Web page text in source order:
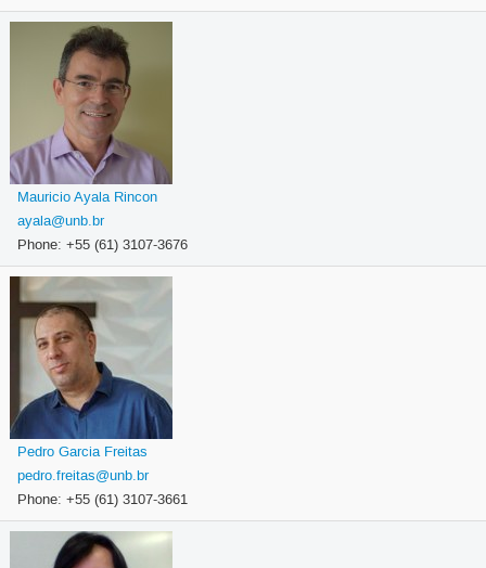
Mauricio Ayala Rincon
ayala@unb.br
Phone: +55 (61) 3107-3676
Pedro Garcia Freitas
pedro.freitas@unb.br
Phone: +55 (61) 3107-3661